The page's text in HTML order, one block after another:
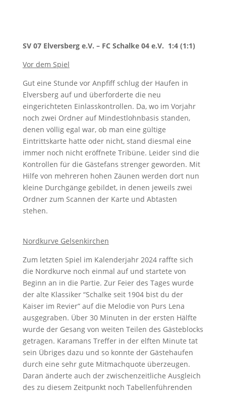
SV 07 Elversberg e.V. – FC Schalke 04 e.V. 1:4 (1:1)
Vor dem Spiel
Gut eine Stunde vor Anpfiff schlug der Haufen in
Elversberg auf und überforderte die neu
eingerichteten Einlasskontrollen. Da, wo im Vorjahr
noch zwei Ordner auf Mindestlohnbasis standen,
denen völlig egal war, ob man eine gültige
Eintrittskarte hatte oder nicht, stand diesmal eine
immer noch nicht eröffnete Tribüne. Leider sind die
Kontrollen für die Gästefans strenger geworden. Mit
Hilfe von mehreren hohen Zäunen werden dort nun
kleine Durchgänge gebildet, in denen jeweils zwei
Ordner zum Scannen der Karte und Abtasten
stehen.
Nordkurve Gelsenkirchen
Zum letzten Spiel im Kalenderjahr 2024 raffte sich
die Nordkurve noch einmal auf und startete von
Beginn an in die Partie. Zur Feier des Tages wurde
der alte Klassiker “Schalke seit 1904 bist du der
Kaiser im Revier” auf die Melodie von Purs Lena
ausgegraben. Über 30 Minuten in der ersten Hälfte
wurde der Gesang von weiten Teilen des Gästeblocks
getragen. Karamans Treffer in der elften Minute tat
sein Übriges dazu und so konnte der Gästehaufen
durch eine sehr gute Mitmachquote überzeugen.
Daran änderte auch der zwischenzeitliche Ausgleich
des zu diesem Zeitpunkt noch Tabellenführenden